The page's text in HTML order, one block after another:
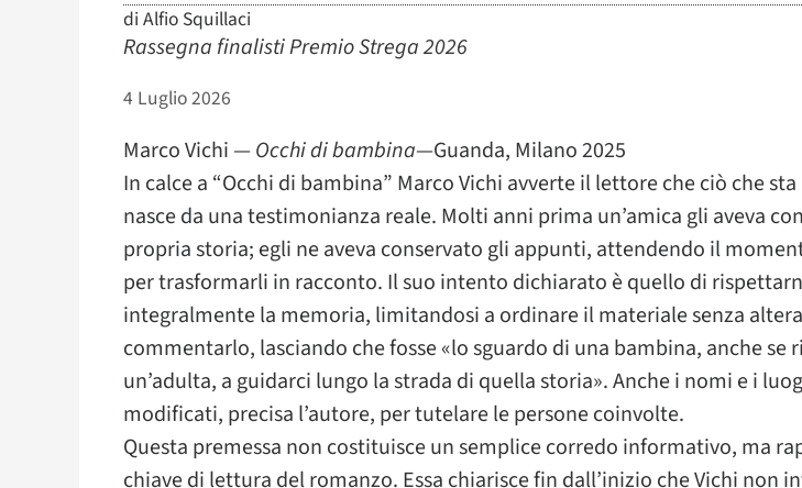
di Alfio Squillaci
Rassegna finalisti Premio Strega 2026
4 Luglio 2026
Marco Vichi — Occhi di bambina—Guanda, Milano 2025
In calce a “Occhi di bambina” Marco Vichi avverte il lettore che ciò che
nasce da una testimonianza reale. Molti anni prima un’amica gli aveva
propria storia; egli ne aveva conservato gli appunti, attendendo il
per trasformarli in racconto. Il suo intento dichiarato è quello di
integralmente la memoria, limitandosi a ordinare il materiale senza
commentarlo, lasciando che fosse «lo sguardo di una bambina, anche se
un’adulta, a guidarci lungo la strada di quella storia». Anche i nomi e i
modificati, precisa l’autore, per tutelare le persone coinvolte.
Questa premessa non costituisce un semplice corredo informativo, ma
chiave di lettura del romanzo. Essa chiarisce fin dall’inizio che Vichi non